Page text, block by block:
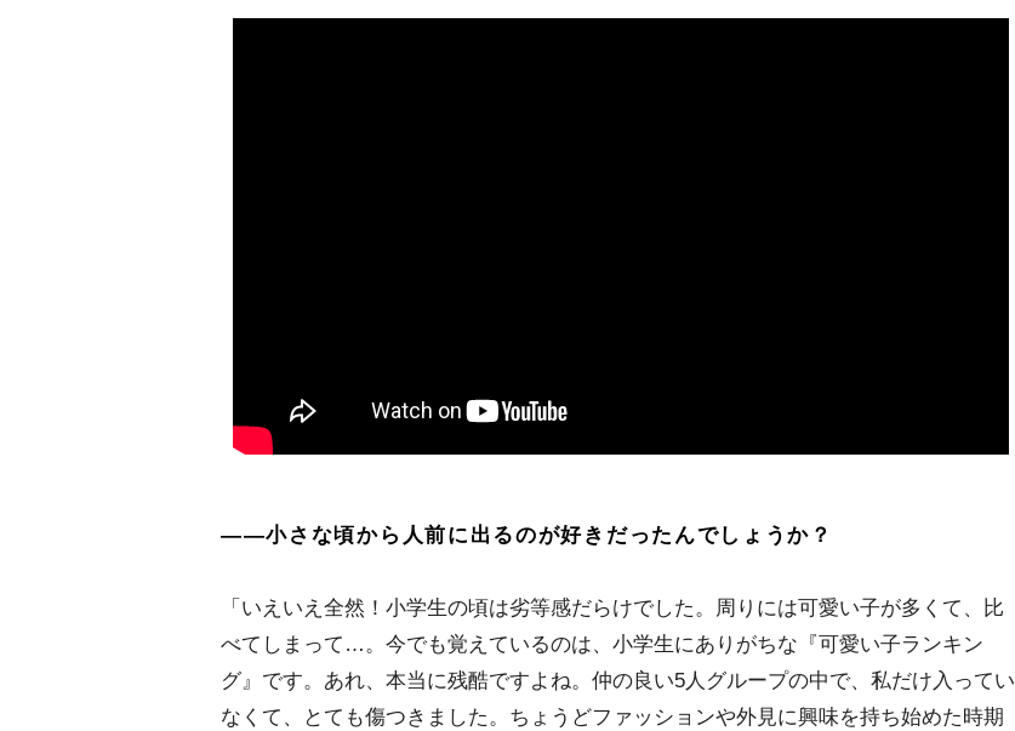
――小さな頃から人前に出るのが好きだったんでしょうか？
「いえいえ全然！小学生の頃は劣等感だらけでした。周りには可愛い子が多くて、比
べてしまって…。今でも覚えているのは、小学生にありがちな『可愛い子ランキン
グ』です。あれ、本当に残酷ですよね。仲の良い5人グループの中で、私だけ入ってい
なくて、とても傷つきました。ちょうどファッションや外見に興味を持ち始めた時期